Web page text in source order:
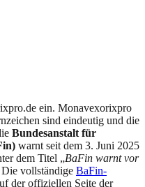
ein. Monavexorixpro
sind eindeutig und die
Bundesanstalt für
warnt seit dem 3. Juni 2025
dem Titel „BaFin warnt vor
Die vollständige BaFin-
der offiziellen Seite der